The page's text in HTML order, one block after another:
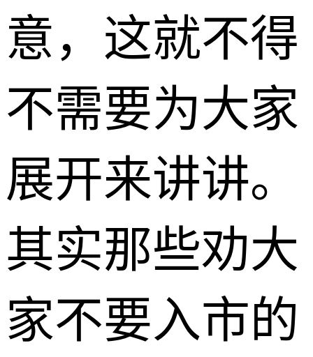
意，这就不得
不需要为大家
展开来讲讲。
其实那些劝大
家不要入市的